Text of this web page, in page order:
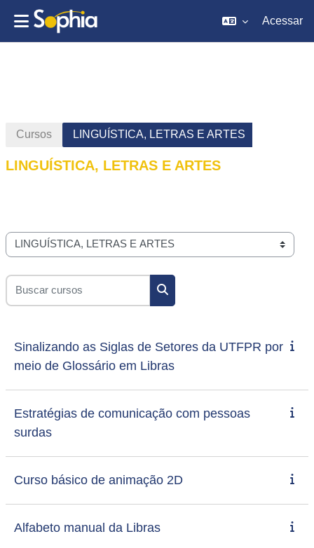
Acessar
Cursos LINGUÍSTICA, LETRAS E ARTES
LINGUÍSTICA, LETRAS E ARTES
Categorias de Cursos
Buscar cursos
Buscar cursos
Sinalizando as Siglas de Setores da UTFPR por
meio de Glossário em Libras
Estratégias de comunicação com pessoas
surdas
Curso básico de animação 2D
Alfabeto manual da Libras